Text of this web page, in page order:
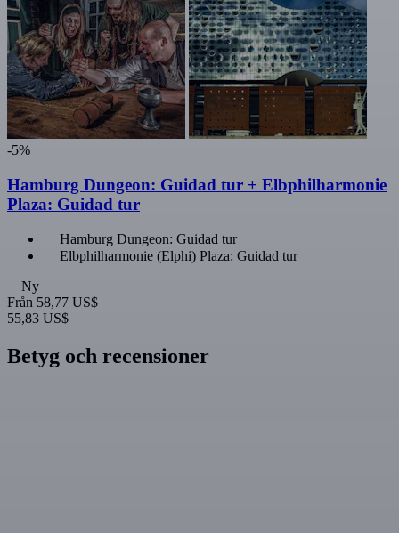
-5%
Hamburg Dungeon: Guidad tur + Elbphilharmonie
Plaza: Guidad tur
Hamburg Dungeon: Guidad tur
Elbphilharmonie (Elphi) Plaza: Guidad tur
Ny
Från 58,77 US$
55,83 US$
Betyg och recensioner